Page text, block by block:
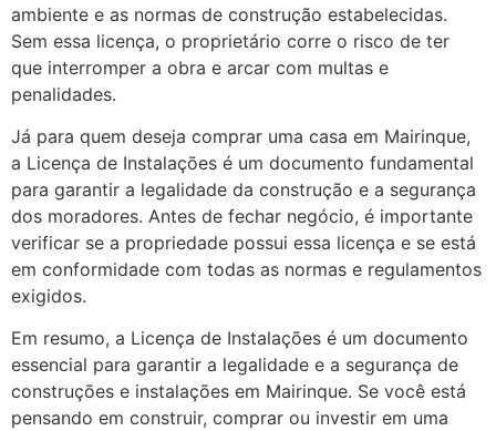
ambiente e as normas de construção estabelecidas.
Sem essa licença, o proprietário corre o risco de ter
que interromper a obra e arcar com multas e
penalidades.
Já para quem deseja comprar uma casa em Mairinque,
a Licença de Instalações é um documento fundamental
para garantir a legalidade da construção e a segurança
dos moradores. Antes de fechar negócio, é importante
verificar se a propriedade possui essa licença e se está
em conformidade com todas as normas e regulamentos
exigidos.
Em resumo, a Licença de Instalações é um documento
essencial para garantir a legalidade e a segurança de
construções e instalações em Mairinque. Se você está
pensando em construir, comprar ou investir em uma